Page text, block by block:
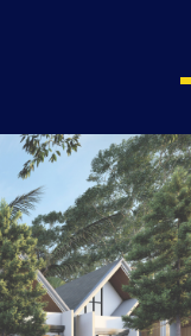
Pintar
dengan